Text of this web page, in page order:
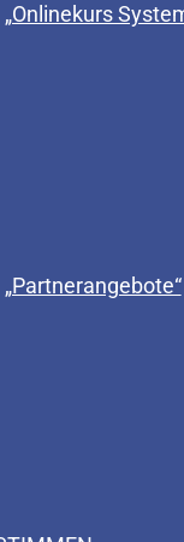
„Onlinekurs
„Partnerangebote“